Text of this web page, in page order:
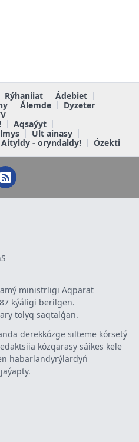
Rýhaniiat
Ádebiet
Álemde
Dyzeter
Aqsaýyt
Ult ainasy
Aityldy - oryndaldy! Ózekti
ministrligi Aqparat
kýáligi berilgen.
tolyq saqtalǵan.
derekkózge silteme kórsetý
kózqarasy sáikes kele
habarlandyrýlardyń